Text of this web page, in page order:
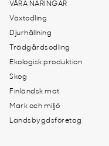
VÅRA NÄRINGAR
Växtodling
Djurhållning
Trädgårdsodling
Ekologisk produktion
Skog
Finländsk mat
Mark och miljö
Landsbygdsföretag